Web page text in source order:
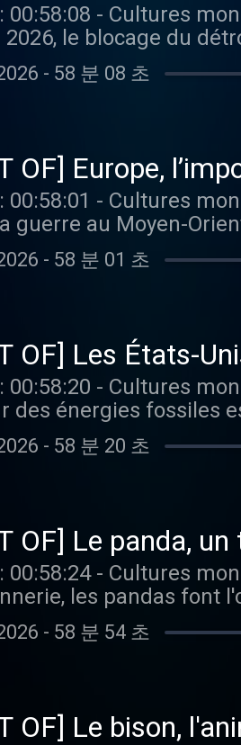
le début de la guerre au Moyen-Orient le 28
le blocage du
aux hydrocarbures du
d'urgence alors que le
- 58 분 08 초
OF] Europe,
de l'offre mondiale de pétrole et de gaz
guerre au Moyen-
européennes, qui
en énergies fossiles. Vous aimez ce podcast ?
- 58 분 01 초
OF] Les États-
le retour de Trump au pouvoir en 2024, le
des énergies fossiles
qu'auparavant.
pas moins pris dans
- 58 분 20 초
OF] Le panda,
emblème de la Chine, adorés pour leur
les pandas font
Vous aimez ce podcast ? Pour écouter tous les épisodes sans
vous sur Radio
- 58 분 54 초
OF] Le bison,